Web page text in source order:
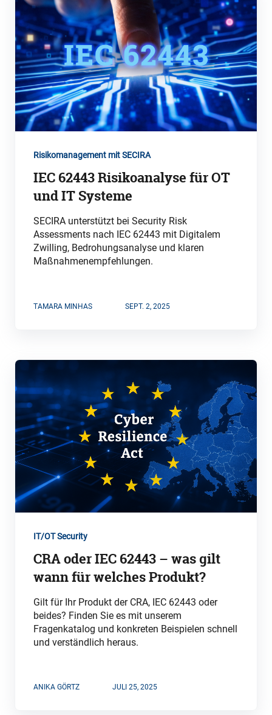
Risikomanagement mit SECIRA
IEC 62443 Risikoanalyse für OT
und IT Systeme
SECIRA unterstützt bei Security Risk
Assessments nach IEC 62443 mit Digitalem
Zwilling, Bedrohungsanalyse und klaren
Maßnahmenempfehlungen.
TAMARA MINHAS SEPT. 2, 2025
IT/OT Security
CRA oder IEC 62443 – was gilt
wann für welches Produkt?
Gilt für Ihr Produkt der CRA, IEC 62443 oder
beides? Finden Sie es mit unserem
Fragenkatalog und konkreten Beispielen schnell
und verständlich heraus.
ANIKA GÖRTZ JULI 25, 2025